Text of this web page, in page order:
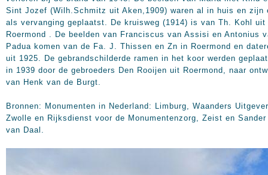
Sint Jozef (Wilh.Schmitz uit Aken,1909) waren al in huis en zijn
als vervanging geplaatst. De kruisweg (1914) is van Th. Kohl uit
Roermond . De beelden van Franciscus van Assisi en Antonius
Padua komen van de Fa. J. Thissen en Zn in Roermond en
uit 1925. De gebrandschilderde ramen in het koor werden
in 1939 door de gebroeders Den Rooijen uit Roermond, naar
van Henk van de Burgt.
Bronnen: Monumenten in Nederland: Limburg, Waanders
Zwolle en Rijksdienst voor de Monumentenzorg, Zeist en Sander
van Daal.